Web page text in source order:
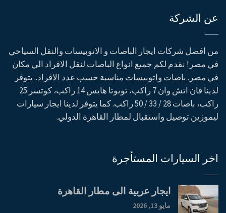
عن الشركة
من افضل شركات ايجار الباصات و الاتوبيسات والنقل السياحي
في مصر! نقدم لكم جميع انواع الباصات لنقل الافراد الي مكان
في مصر. باصات واتوبيسات مناسبة حسب عدد الافراد.. يتوفر
لدينا فان اتش وان 7 راكب، تويوتا هايس 14 راكب، كوتسر 25
راكب، باصات 28 / 33 / 50 راكب. كما يتوفر لدينا ايجار سيارات
ليموزين توصيل واستقبال لمطار القاهرة الدولي.
اخر السيارات المستأجرة
ايجار عربية الى مطار القاهرة
مايو 13, 2026